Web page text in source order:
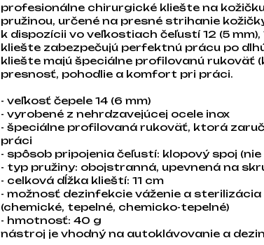
profesionálne chirurgické kliešte na
pružinou, určené na presné strihanie
k dispozícii vo veľkostiach čeľustí 12 (5 mm),
kliešte zabezpečujú perfektnú prácu po
kliešte majú špeciálne profilovanú rukoväť
presnosť, pohodlie a komfort pri práci.
- veľkosť čepele 14 (6 mm)
- vyrobené z nehrdzavejúcej ocele inox
- špeciálne profilovaná rukoväť, ktorá
práci
- spôsob pripojenia čeľustí: klopový spoj
- typ pružiny: obojstranná, upevnená na
- celková dĺžka klieští: 11 cm
- možnosť dezinfekcie váženie a
(chemické, tepelné, chemicko-tepelné)
- hmotnosť: 40 g
nástroj je vhodný na autoklávovanie a